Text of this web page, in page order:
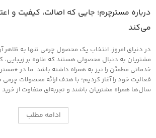
درباره مسترچرم؛ جایی که اصالت، کیفیت و
می‌کند
در دنیای امروز، انتخاب یک محصول چرمی تنها به
مشتریان به دنبال محصولی هستند که علاوه بر زیبایی،
خدماتی مطمئن را نیز به همراه داشته باشد. ما در
فعالیت خود را آغاز کردیم؛ با هدف ارائه محصولات چرمی
سال‌ها همراه مشتریان باشند و تجربه‌ای متفاوت از خرید
ادامه مطلب